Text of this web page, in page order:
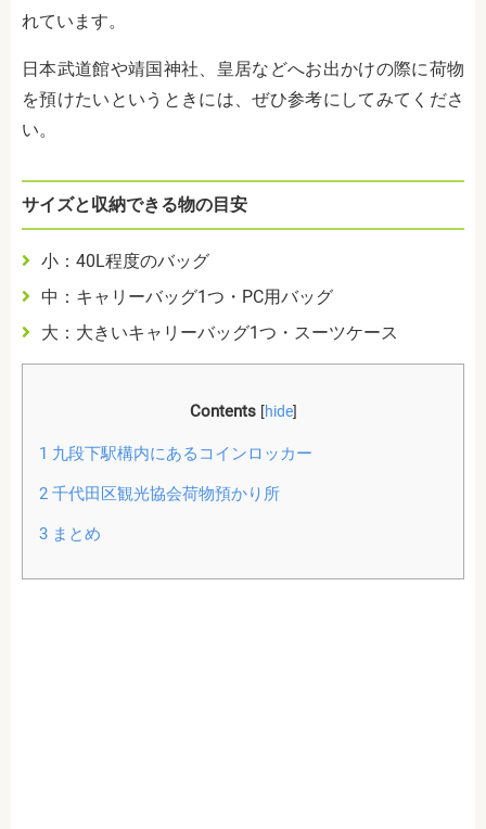
れています。
日本武道館や靖国神社、皇居などへお出かけの際に荷物
を預けたいというときには、ぜひ参考にしてみてくださ
い。
サイズと収納できる物の目安
小：40L程度のバッグ
中：キャリーバッグ1つ・PC用バッグ
大：大きいキャリーバッグ1つ・スーツケース
Contents [hide]
1 九段下駅構内にあるコインロッカー
2千代田区観光協会荷物預かり所
3まとめ